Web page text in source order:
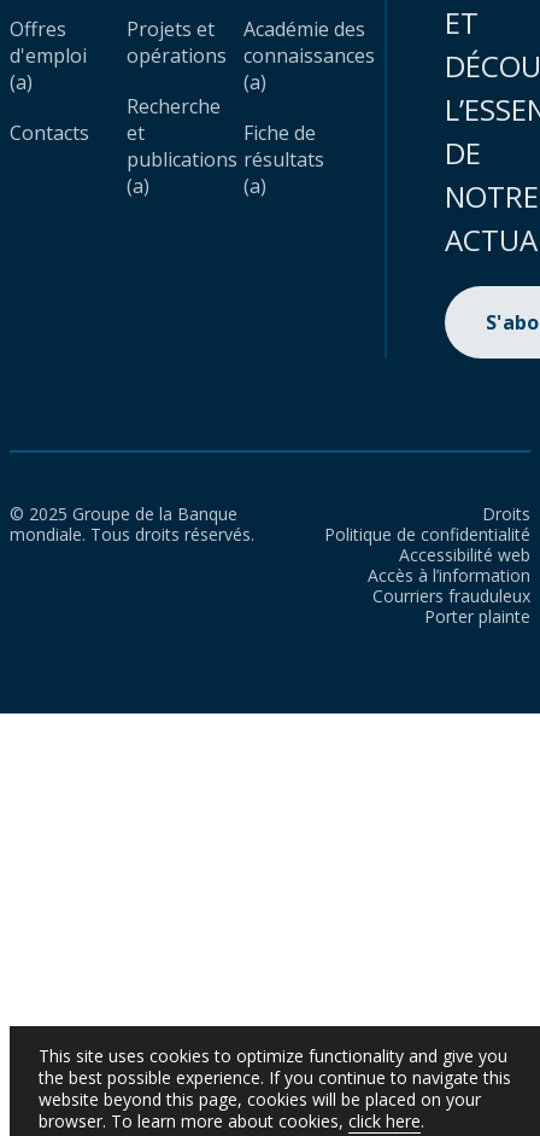
Offres
d'emploi
(a)
Contacts
Projets et
opérations
Recherche
et
publications
(a)
Académie des
connaissances
(a)
Fiche de
résultats
(a)
ET
DE
NOTRE
© 2025 Groupe de la Banque
mondiale. Tous droits réservés.
Droits
Politique de confidentialité
Accessibilité web
Accès à l’information
Courriers frauduleux
Porter plainte
This site uses cookies to optimize functionality and give you
the best possible experience. If you continue to navigate this
website beyond this page, cookies will be placed on your
browser. To learn more about cookies, click here.